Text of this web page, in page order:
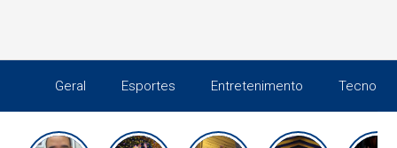
Geral Esportes Entretenimento